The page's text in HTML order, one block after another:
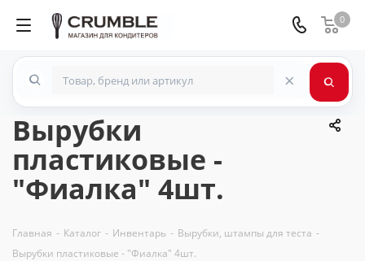
0
×
Вырубки
пластиковые -
"Фиалка" 4шт.
Главная - Каталог - Инвентарь - Вырубки, штампы для теста -
Вырубки пластиковые - "Фиалка" 4шт.